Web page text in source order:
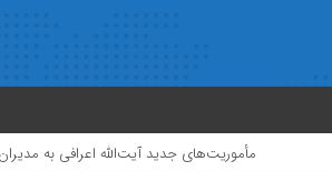
مأموریت‌های جدید آیت‌الله اعرافی به مدیران حوزه‌های